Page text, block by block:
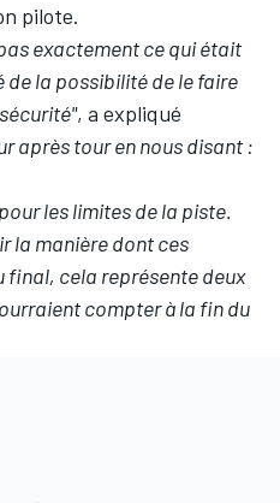
pilote.
exactement ce qui était
de la possibilité de le faire
, a expliqué
après tour en nous disant :
les limites de la piste.
la manière dont ces
final, cela représente deux
compter à la fin du